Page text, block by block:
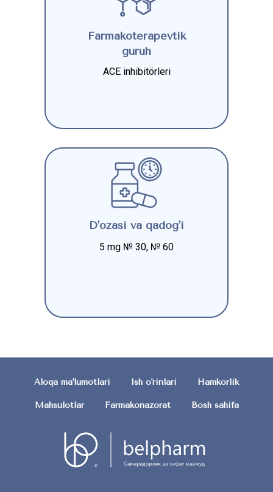
D'ozasi va qadog'i
5 mg № 30, № 60
Farmakoterapevtik
guruh
ACE inhibitörleri
Aloqa ma'lumotlari Ish o'rinlari Hamkorlik
Mahsulotlar Farmakonazorat Bosh sahifa